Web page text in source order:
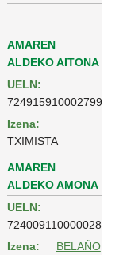
AMAREN
ALDEKO AITONA
UELN:
724915910002799
Izena:
TXIMISTA
AMAREN
ALDEKO AMONA
UELN:
724009110000028
Izena:
BELAÑO